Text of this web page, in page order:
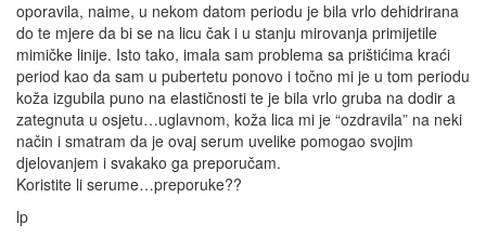
oporavila, naime, u nekom datom periodu je bila vrlo dehidrirana
do te mjere da bi se na licu čak i u stanju mirovanja primijetile
mimičke linije. Isto tako, imala sam problema sa prištićima kraći
period kao da sam u pubertetu ponovo i točno mi je u tom periodu
koža izgubila puno na elastičnosti te je bila vrlo gruba na dodir a
zategnuta u osjetu…uglavnom, koža lica mi je “ozdravila” na neki
način i smatram da je ovaj serum uvelike pomogao svojim
djelovanjem i svakako ga preporučam.
Koristite li serume…preporuke??
lp